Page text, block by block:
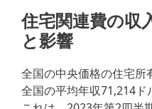
住宅関連費の収
と影響
全国の中央価格の住宅所
全国の平均年収71,214ド